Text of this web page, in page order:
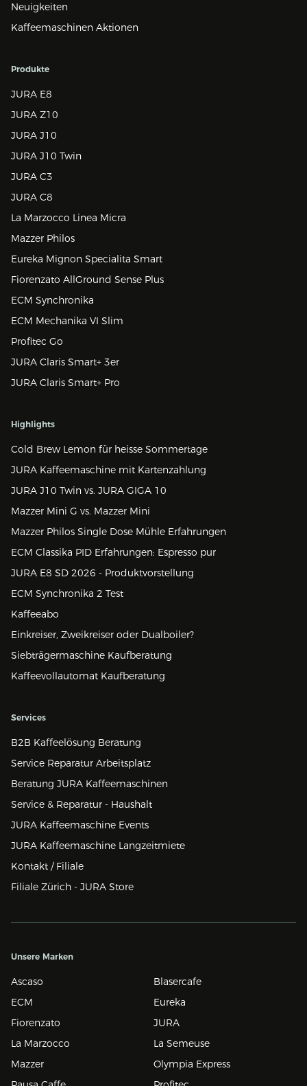
Neuigkeiten
Kaffeemaschinen Aktionen
Produkte
JURA E8
JURA Z10
JURA J10
JURA J10 Twin
JURA C3
JURA C8
La Marzocco Linea Micra
Mazzer Philos
Eureka Mignon Specialita Smart
Fiorenzato AllGround Sense Plus
ECM Synchronika
ECM Mechanika VI Slim
Profitec Go
JURA Claris Smart+ 3er
JURA Claris Smart+ Pro
Highlights
Cold Brew Lemon für heisse Sommertage
JURA Kaffeemaschine mit Kartenzahlung
JURA J10 Twin vs. JURA GIGA 10
Mazzer Mini G vs. Mazzer Mini
Mazzer Philos Single Dose Mühle Erfahrungen
ECM Classika PID Erfahrungen: Espresso pur
JURA E8 SD 2026 - Produktvorstellung
ECM Synchronika 2 Test
Kaffeeabo
Einkreiser, Zweikreiser oder Dualboiler?
Siebträgermaschine Kaufberatung
Kaffeevollautomat Kaufberatung
Services
B2B Kaffeelösung Beratung
Service Reparatur Arbeitsplatz
Beratung JURA Kaffeemaschinen
Service & Reparatur - Haushalt
JURA Kaffeemaschine Events
JURA Kaffeemaschine Langzeitmiete
Kontakt / Filiale
Filiale Zürich - JURA Store
Unsere Marken
Ascaso
Blasercafe
ECM
Eureka
Fiorenzato
JURA
La Marzocco
La Semeuse
Mazzer
Olympia Express